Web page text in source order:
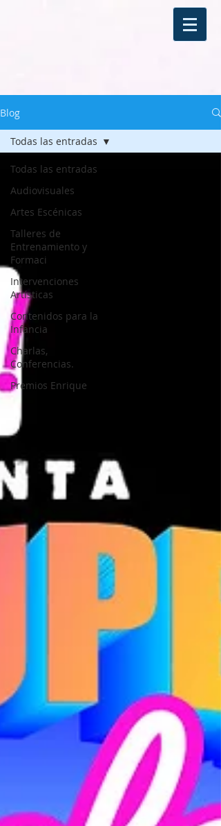
Blog
Todas las entradas
Audiovisuales
Artes Escénicas
Talleres de
Entrenamiento y
Formaci
Intervenciones
Artísticas
Contenidos para la
Infancia
Charlas,
Conferencias.
Premios Enrique
Todas las entradas